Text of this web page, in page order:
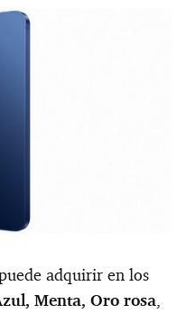
adquirir en los
Menta, Oro rosa,